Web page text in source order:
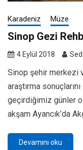
Karadeniz Müze
Sinop Gezi
4 Eylül 2018
Sinop şehir merkezi
araştırma
geçirdiğimiz günler
akşam Ayancık’da
Devamını oku